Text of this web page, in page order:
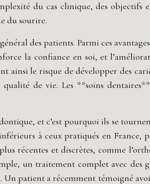
du cas clinique, des objectifs
du sourire.
des patients. Parmi ces
la confiance en soi, et
le risque de développer des
de vie. Les **soins
et c’est pourquoi ils se
à ceux pratiqués en France,
récentes et discrètes, comme
un traitement complet avec des
patient a récemment témoigné